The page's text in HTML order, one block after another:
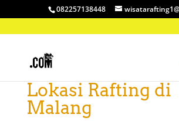
082257138448
Lokasi Rafting di
Malang